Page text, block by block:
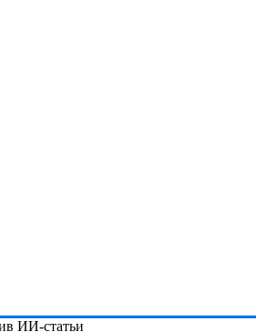
ИИ-статьи